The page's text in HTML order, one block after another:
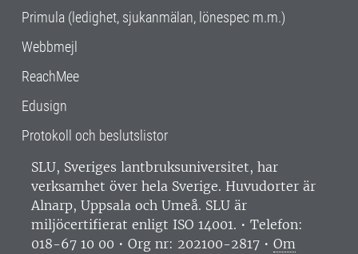
Primula (ledighet, sjukanmälan, lönespec m.m.)
Webbmejl
ReachMee
Edusign
Protokoll och beslutslistor
SLU, Sveriges lantbruksuniversitet, har
verksamhet över hela Sverige. Huvudorter är
Alnarp, Uppsala och Umeå. SLU är
miljöcertifierat enligt ISO 14001. • Telefon:
018-67 10 00 • Org nr: 202100-2817 • Om